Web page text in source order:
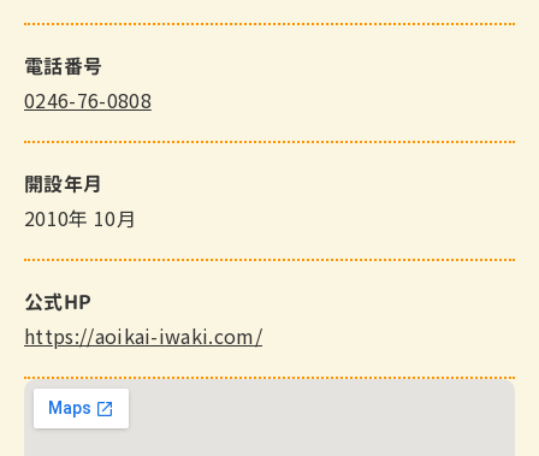
電話番号
0246-76-0808
開設年月
2010年 10月
公式HP
https://aoikai-iwaki.com/